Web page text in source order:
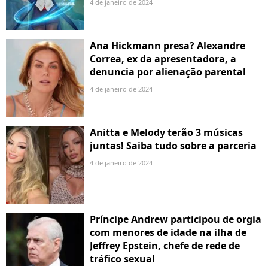
4 de janeiro de 2024
Ana Hickmann presa? Alexandre
Correa, ex da apresentadora, a
denuncia por alienação parental
4 de janeiro de 2024
Anitta e Melody terão 3 músicas
juntas! Saiba tudo sobre a parceria
4 de janeiro de 2024
Príncipe Andrew participou de orgia
com menores de idade na ilha de
Jeffrey Epstein, chefe de rede de
tráfico sexual